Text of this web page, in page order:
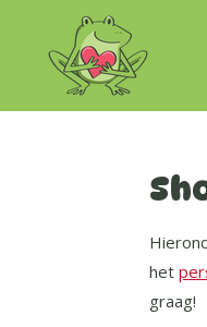
direct
de
het
graag!